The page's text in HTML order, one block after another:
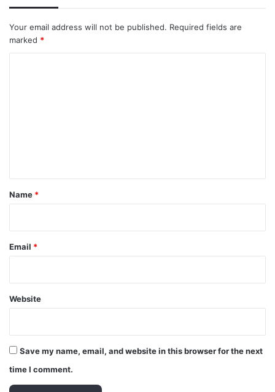
Your email address will not be published. Required fields are
marked *
*
Name *
Email *
Website
Save my name, email, and website in this browser for the next
time I comment.